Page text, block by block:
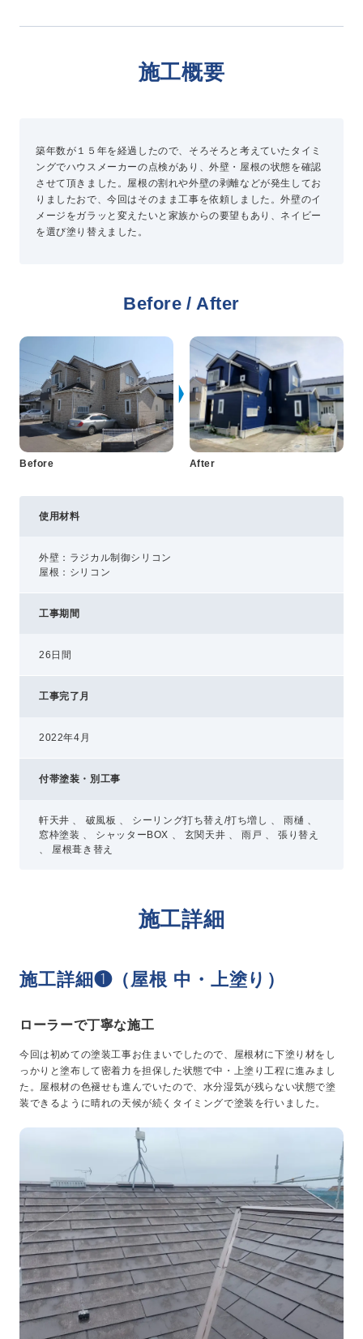
簡単Web見積もり（無料）
現地診断見積もり（無料）
無料点検
施工パートナー募集
プライバシーポリシー
AIポリシー
特定商取引法に基づく表記
施工概要
築年数が１５年を経過したので、そろそろと考えていたタイミ
ングでハウスメーカーの点検があり、外壁・屋根の状態を確認
させて頂きました。屋根の割れや外壁の剥離などが発生してお
りましたおで、今回はそのまま工事を依頼しました。外壁のイ
メージをガラッと変えたいと家族からの要望もあり、ネイビー
を選び塗り替えました。
Before / After
Before After
使用材料
外壁：ラジカル制御シリコン
屋根：シリコン
工事期間
26日間
工事完了月
2022年4月
付帯塗装・別工事
軒天井 、 破風板 、 シーリング打ち替え/打ち増し 、 雨樋 、
窓枠塗装 、 シャッターBOX 、 玄関天井 、 雨戸 、 張り替え
、 屋根葺き替え
施工詳細
施工詳細❶（屋根 中・上塗り）
ローラーで丁寧な施工
今回は初めての塗装工事お住まいでしたので、屋根材に下塗り材をし
っかりと塗布して密着力を担保した状態で中・上塗り工程に進みまし
た。屋根材の色褪せも進んでいたので、水分湿気が残らない状態で塗
装できるように晴れの天候が続くタイミングで塗装を行いました。